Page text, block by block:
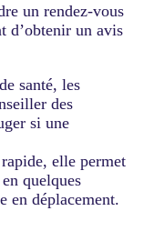
un rendez-vous
d’obtenir un avis
santé, les
des
si une
elle permet
en quelques
en déplacement.